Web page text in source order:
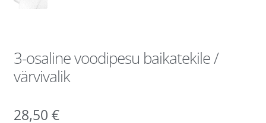
3-osaline voodipesu baikatekile /
värvivalik
28,50 €